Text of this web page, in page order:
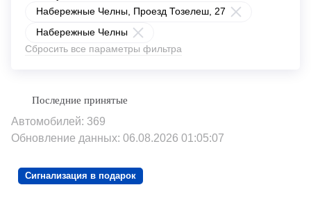
Набережные Челны, Проезд ​Тозелеш, 27
Набережные Челны
Сбросить все параметры фильтра
Автомобилей: 369
Обновление данных: 06.08.2026 01:05:07
Сигнализация в подарок